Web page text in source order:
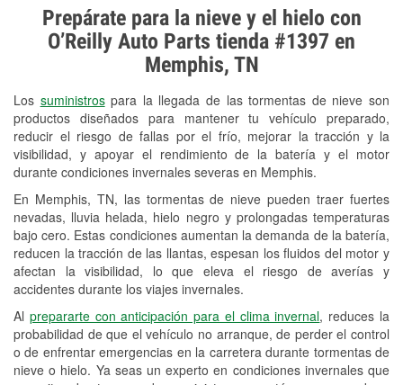
Prepárate para la nieve y el hielo con
O’Reilly Auto Parts tienda #1397 en
Memphis, TN
Los suministrospara la llegada de las tormentas de nieve son
productos diseñados para mantener tu vehículo preparado,
reducir el riesgo de fallas por el frío, mejorar la tracción y la
visibilidad, y apoyar el rendimiento de la batería y el motor
durante condiciones invernales severas en Memphis.
En Memphis, TN, las tormentas de nieve pueden traer fuertes
nevadas, lluvia helada, hielo negro y prolongadas temperaturas
bajo cero. Estas condiciones aumentan la demanda de la batería,
reducen la tracción de las llantas, espesan los fluidos del motor y
afectan la visibilidad, lo que eleva el riesgo de averías y
accidentes durante los viajes invernales.
Al prepararte con anticipación para el clima invernal, reduces la
probabilidad de que el vehículo no arranque, de perder el control
o de enfrentar emergencias en la carretera durante tormentas de
nieve o hielo. Ya seas un experto en condiciones invernales que
Prueba de alternadores y
arrancadores
Revisión de la luz "Check Engine"
Reciclaje de baterías y aceite
Instalación de bombillas de faros
Instalación de limpiaparabrisas
Programa de Préstamo de
Herramientas
Rectificación de tambores y discos de
freno
Snowstorm Supplies
Conoce más